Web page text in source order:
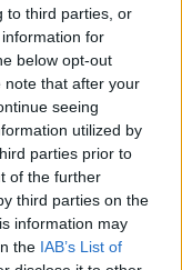
to third parties, or
for
below opt-out
note that after your
seeing
utilized by
parties prior to
of the further
third parties on the
information may
the IAB’s List of
pazienti con gravi
possono permettersi
interiore, fatta
propensione al
bisogno, oltre che del
positività e
si potrebbe definire
di clausura, ha
rimorsi ed è
e non.